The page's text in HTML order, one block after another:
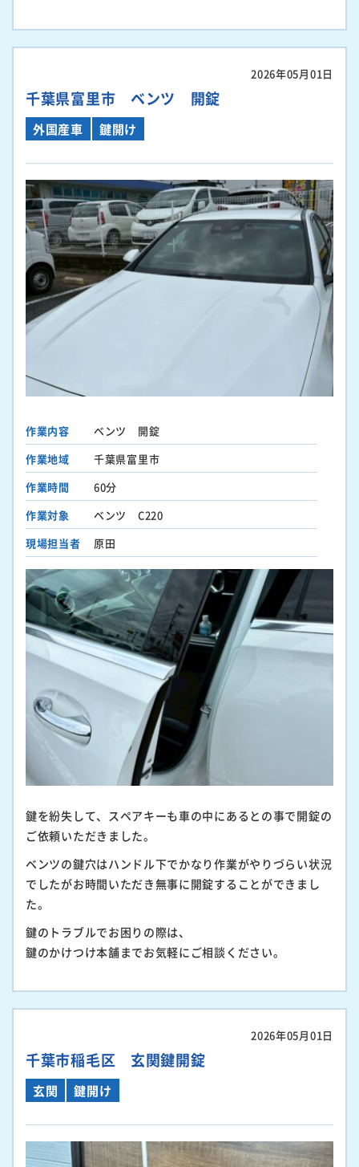
2026年05月01日
千葉県富里市 ベンツ 開錠
外国産車 鍵開け
作業内容
ベンツ 開錠
作業地域
千葉県富里市
作業時間
60分
作業対象
ベンツ C220
現場担当者
原田
鍵を紛失して、スペアキーも車の中にあるとの事で開錠の
ご依頼いただきました。
ベンツの鍵穴はハンドル下でかなり作業がやりづらい状況
でしたがお時間いただき無事に開錠することができまし
た。
鍵のトラブルでお困りの際は、
鍵のかけつけ本舗までお気軽にご相談ください。
2026年05月01日
千葉市稲毛区 玄関鍵開錠
玄関 鍵開け